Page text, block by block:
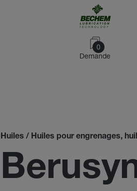
0
Demande
Huiles / Huiles pour engrenages,